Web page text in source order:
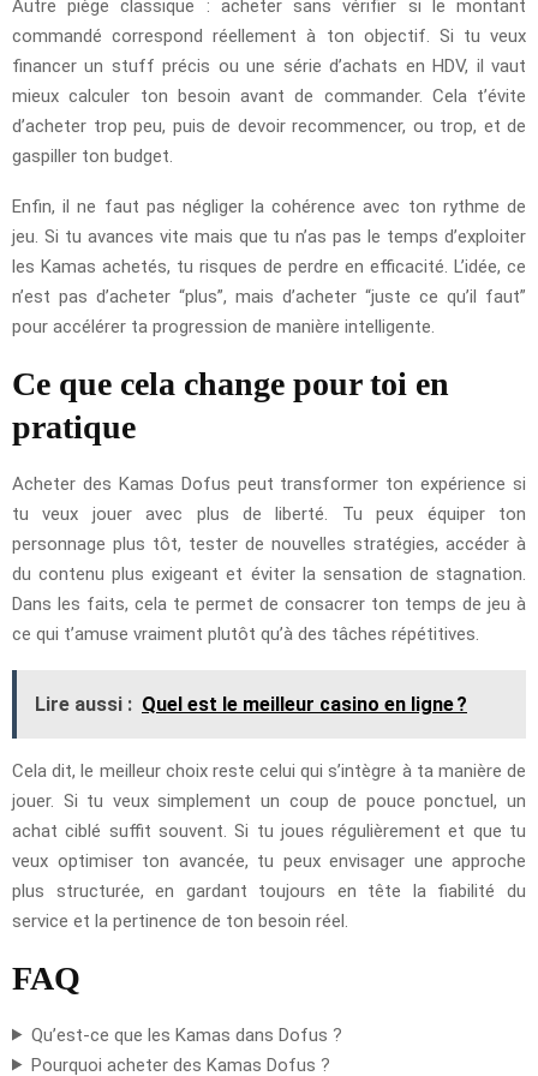
Autre piège classique : acheter sans vérifier si le montant
commandé correspond réellement à ton objectif. Si tu veux
financer un stuff précis ou une série d’achats en HDV, il vaut
mieux calculer ton besoin avant de commander. Cela t’évite
d’acheter trop peu, puis de devoir recommencer, ou trop, et de
gaspiller ton budget.
Enfin, il ne faut pas négliger la cohérence avec ton rythme de
jeu. Si tu avances vite mais que tu n’as pas le temps d’exploiter
les Kamas achetés, tu risques de perdre en efficacité. L’idée, ce
n’est pas d’acheter “plus”, mais d’acheter “juste ce qu’il faut”
pour accélérer ta progression de manière intelligente.
Ce que cela change pour toi en
pratique
Acheter des Kamas Dofus peut transformer ton expérience si
tu veux jouer avec plus de liberté. Tu peux équiper ton
personnage plus tôt, tester de nouvelles stratégies, accéder à
du contenu plus exigeant et éviter la sensation de stagnation.
Dans les faits, cela te permet de consacrer ton temps de jeu à
ce qui t’amuse vraiment plutôt qu’à des tâches répétitives.
Lire aussi : Quel est le meilleur casino en ligne ?
Cela dit, le meilleur choix reste celui qui s’intègre à ta manière de
jouer. Si tu veux simplement un coup de pouce ponctuel, un
achat ciblé suffit souvent. Si tu joues régulièrement et que tu
veux optimiser ton avancée, tu peux envisager une approche
plus structurée, en gardant toujours en tête la fiabilité du
service et la pertinence de ton besoin réel.
FAQ
Qu’est-ce que les Kamas dans Dofus ?
Pourquoi acheter des Kamas Dofus ?